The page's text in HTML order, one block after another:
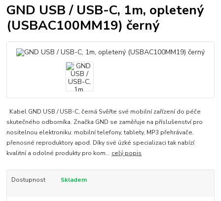
GND USB / USB-C, 1m, opletený
(USBAC100MM19) černý
Kabel GND USB / USB-C, černá Svěřte své mobilní zařízení do péče
skutečného odborníka. Značka GND se zaměřuje na příslušenství pro
nositelnou elektroniku: mobilní telefony, tablety, MP3 přehrávače,
přenosné reproduktory apod. Díky své úzké specializaci tak nabízí
kvalitní a odolné produkty pro kom... celý popis
Dostupnost Skladem